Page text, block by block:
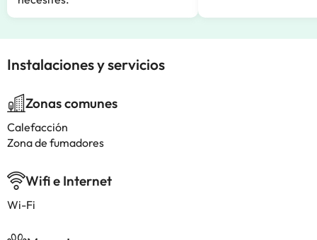
Instalaciones y servicios
Zonas comunes
Calefacción
Zona de fumadores
Wifi e Internet
Wi-Fi